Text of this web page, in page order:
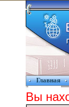
Главная
Вы